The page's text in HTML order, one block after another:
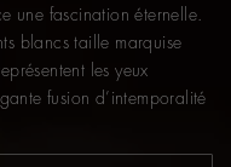
une fascination éternelle.
blancs taille marquise
les yeux
fusion d’intemporalité